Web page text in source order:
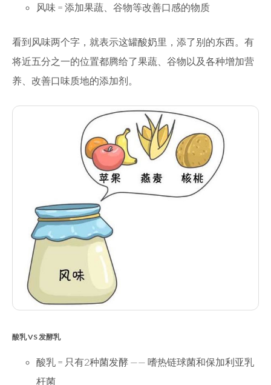
风味 = 添加果蔬、谷物等改善口感的物质
看到风味两个字，就表示这罐酸奶里，添了别的东西。有
将近五分之一的位置都腾给了果蔬、谷物以及各种增加营
养、改善口味质地的添加剂。
酸乳 VS 发酵乳
酸乳 = 只有2种菌发酵 —— 嗜热链球菌和保加利亚乳
杆菌